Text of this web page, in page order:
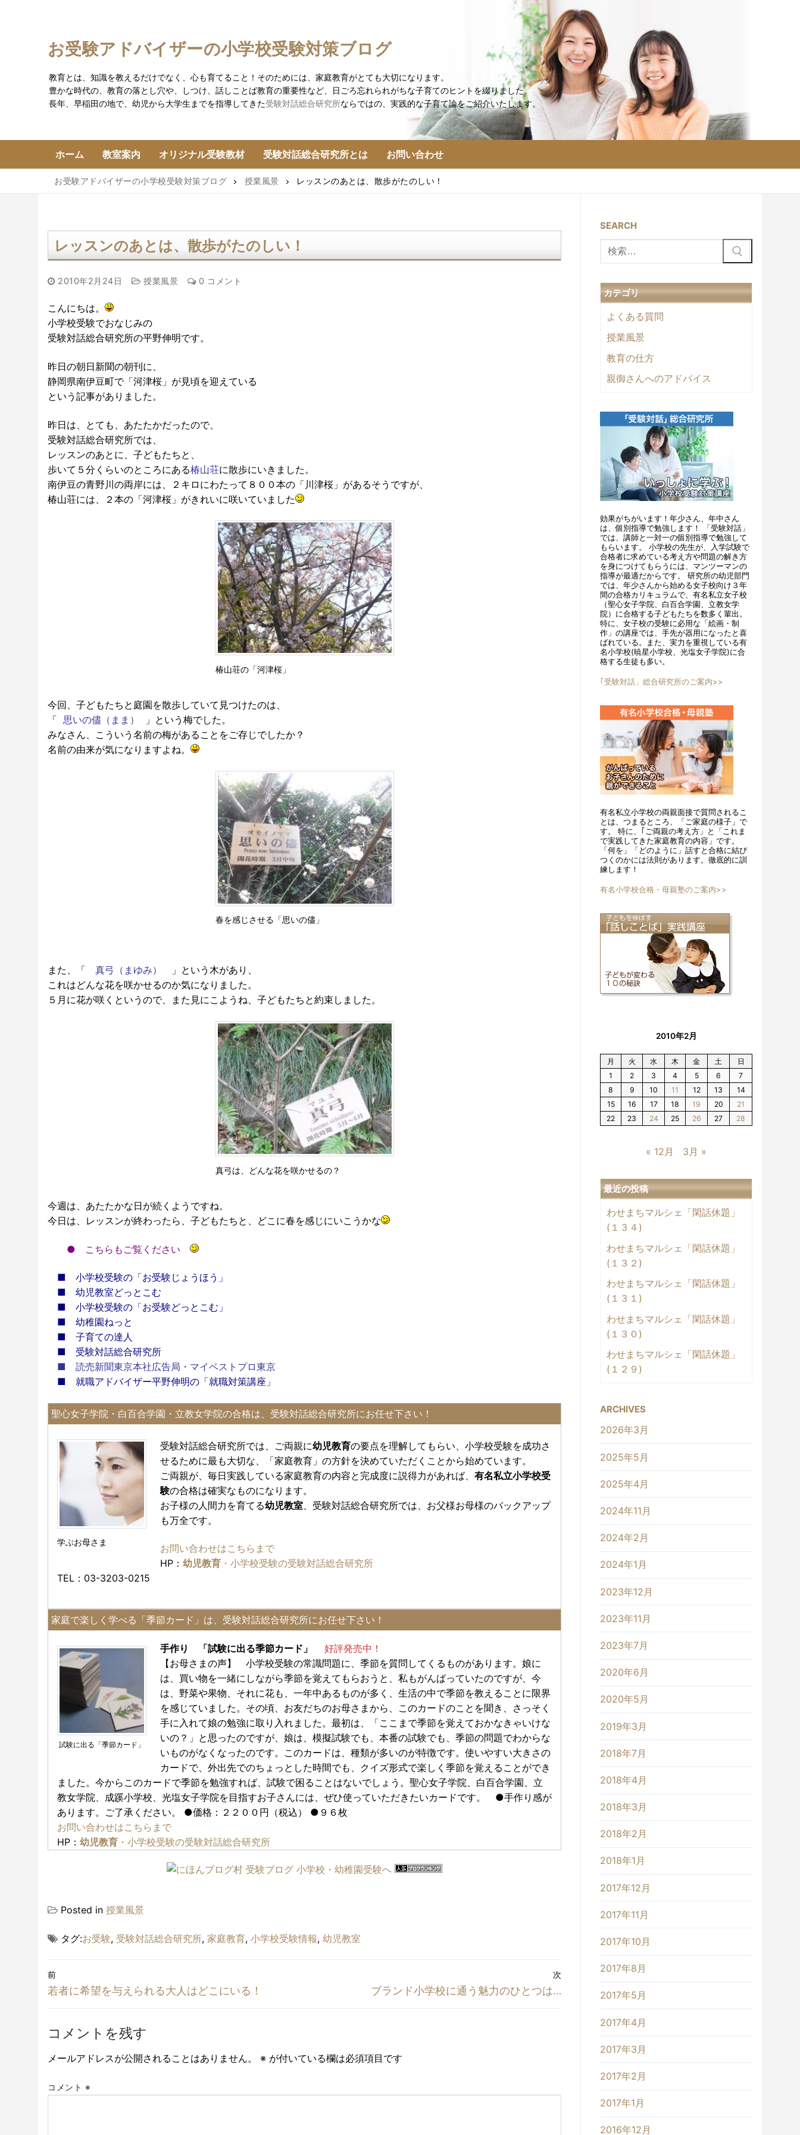
プ
お受験アドバイザーの小学校受験対策ブログ
教育とは、知識を教えるだけでなく、心も育てること！そのためには、家庭教育がとても大切になります。
豊かな時代の、教育の落とし穴や、しつけ、話しことば教育の重要性など、日ごろ忘れられがちな子育てのヒントを綴りました。
長年、早稲田の地で、幼児から大学生までを指導してきた受験対話総合研究所ならではの、実践的な子育て論をご紹介いたします。
ホーム 教室案内 オリジナル受験教材 受験対話総合研究所とは お問い合わせ
お受験アドバイザーの小学校受験対策ブログ 授業風景 レッスンのあとは、散歩がたのしい！
レッスンのあとは、散歩がたのしい！
2010年2月24日 授業風景 0 コメント
こんにちは。
小学校受験でおなじみの
受験対話総合研究所の平野伸明です。
昨日の朝日新聞の朝刊に、
静岡県南伊豆町で「河津桜」が見頃を迎えている
という記事がありました。
昨日は、とても、あたたかだったので、
受験対話総合研究所では、
レッスンのあとに、子どもたちと、
歩いて５分くらいのところにある椿山荘に散歩にいきました。
南伊豆の青野川の両岸には、２キロにわたって８００本の「川津桜」があるそうですが、
椿山荘には、２本の「河津桜」がきれいに咲いていました
椿山荘の「河津桜」
今回、子どもたちと庭園を散歩していて見つけたのは、
「 思いの儘（まま）
」という梅でした。
みなさん、こういう名前の梅があることをご存じでしたか？
名前の由来が気になりますよね。
春を感じさせる「思いの儘」
また、「 真弓（まゆみ）
」という木があり、
これはどんな花を咲かせるのか気になりました。
５月に花が咲くというので、また見にこようね、子どもたちと約束しました。
真弓は、どんな花を咲かせるの？
今週は、あたたかな日が続くようですね。
今日は、レッスンが終わったら、子どもたちと、どこに春を感じにいこうかな
● こちらもご覧ください
■
小学校受験の「お受験じょうほう」
■ 幼児教室どっとこむ
■ 小学校受験の「お受験どっとこむ」
■ 幼稚園ねっと
■ 子育ての達人
■ 受験対話総合研究所
■ 読売新聞東京本社広告局・マイベストプロ東京
■ 就職アドバイザー平野伸明の「就職対策講座」
聖心女子学院・白百合学園・立教女学院の合格は、受験対話総合研究所にお任せ下さい！
学ぶお母さま
受験対話総合研究所では、ご両親に幼児教育の要点を理解してもらい、小学校受験を成功さ
せるために最も大切な、「家庭教育」の方針を決めていただくことから始めています。
ご両親が、毎日実践している家庭教育の内容と完成度に説得力があれば、 有名私立小学校受
験の合格は確実なものになります。
お子様の人間力を育てる幼児教室、受験対話総合研究所では、お父様お母様のバックアップ
も万全です。
お問い合わせはこちらまで
HP： 幼児教育・小学校受験の受験対話総合研究所
TEL：03-3203-0215
家庭で楽しく学べる「季節カード」は、受験対話総合研究所にお任せ下さい！
試験に出る「季節カード」
手作り 「試験に出る季節カード」 好評発売中！
【お母さまの声】 小学校受験の常識問題に、季節を質問してくるものがあります。娘に
は、買い物を一緒にしながら季節を覚えてもらおうと、私もがんばっていたのですが、今
は、野菜や果物、それに花も、一年中あるものが多く、生活の中で季節を教えることに限界
を感じていました。その頃、お友だちのお母さまから、このカードのことを聞き、さっそく
手に入れて娘の勉強に取り入れました。最初は、「ここまで季節を覚えておかなきゃいけな
いの？」と思ったのですが、娘は、模擬試験でも、本番の試験でも、季節の問題でわからな
いものがなくなったのです。このカードは、種類が多いのが特徴です。使いやすい大きさの
カードで、外出先でのちょっとした時間でも、クイズ形式で楽しく季節を覚えることができ
ました。今からこのカードで季節を勉強すれば、試験で困ることはないでしょう。聖心女子学院、白百合学園、立
教女学院、成蹊小学校、光塩女子学院を目指すお子さんには、ぜひ使っていただきたいカードです。 ●手作り感が
あります。ご了承ください。 ●価格：２２００円（税込） ●９６枚
お問い合わせはこちらまで
HP： 幼児教育 ・小学校受験の受験対話総合研究所
Posted in 授業風景
タグ:お受験, 受験対話総合研究所, 家庭教育, 小学校受験情報, 幼児教室
投
稿
ビ
ゲ
ー
前
前
稿:
若者に希望を与えられる大人はどこにいる！
次
次
ブランド小学校に通う魅力のひとつは…
コメントを残す
メールアドレスが公開されることはありません。 ※ が付いている欄は必須項目です
コメント ※
SEARCH
索:
カテゴリ
よくある質問
授業風景
教育の仕方
親御さんへのアドバイス
効果がちがいます！年少さん、年中さん
は、個別指導で勉強します！ 「受験対話」
では、講師と一対一の個別指導で勉強して
もらいます。 小学校の先生が、入学試験で
合格者に求めている考え方や問題の解き方
を身につけてもらうには、マンツーマンの
指導が最適だからです。 研究所の幼児部門
では、年少さんから始める女子校向け３年
間の合格カリキュラムで、有名私立女子校
（聖心女子学院、白百合学園、立教女学
院）に合格する子どもたちを数多く輩出。
特に、女子校の受験に必用な「絵画・制
作」の講座では、手先が器用になったと喜
ばれている。また、実力を重視している有
名小学校(暁星小学校、光塩女子学院)に合
格する生徒も多い。
｢受験対話」総合研究所のご案内>>
有名私立小学校の両親面接で質問されるこ
とは、つまるところ、「ご家庭の様子」で
す。 特に、｢ご両親の考え方」と「これま
で実践してきた家庭教育の内容」です。
「何を」「どのように」話すと合格に結び
つくのかには法則があります。徹底的に訓
練します！
有名小学校合格・母親塾のご案内>>
2010年2月
月 火 水 木 金 土
日
1
2 3 4 5 6
7
8
9 10 11 12 13
14
15
16 17 18 19 20
21
22
23 24 25 26 27 28
« 12月 3月 »
最近の投稿
わせまちマルシェ「閑話休題」
(１３４)
わせまちマルシェ「閑話休題」
(１３２)
わせまちマルシェ「閑話休題」
(１３１)
わせまちマルシェ「閑話休題」
(１３０)
わせまちマルシェ「閑話休題」
(１２９)
ARCHIVES
2026年3月
2025年5月
2025年4月
2024年11月
2024年2月
2024年1月
2023年12月
2023年11月
2023年7月
2020年6月
2020年5月
2019年3月
2018年7月
2018年4月
2018年3月
2018年2月
2018年1月
2017年12月
2017年11月
2017年10月
2017年8月
2017年5月
2017年4月
2017年3月
2017年2月
2017年1月
2016年12月